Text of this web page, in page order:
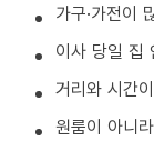
가구·가전이
이사 당일 집
거리와 시간
원룸이 아니